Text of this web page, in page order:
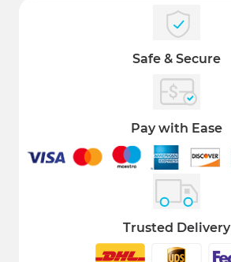
Safe & Secure
Pay with Ease
Trusted Delivery